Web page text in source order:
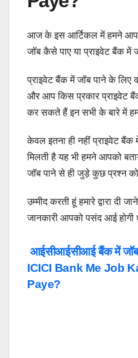
आज के इस आर्टिकल में हमने
जॉब कैसे पाए या प्राइवेट बैंक में
प्राइवेट बैंक में जॉब पाने के लिए
और आप किस प्रकार प्राइवेट
कर सकते हैं इन सभी के बारे में
केवल इतना ही नहीं प्राइवेट
मिलती है यह भी हमने आपको
जॉब पाने से ही जुड़े कुछ प्रश्न
उम्मीद करती हूं हमारे द्वारा दी
जानकारी आपको पसंद आई होगी
Post
Navigation
आईसीआईसीआई बैंक में
ICICI Bank Me Job
Paye?